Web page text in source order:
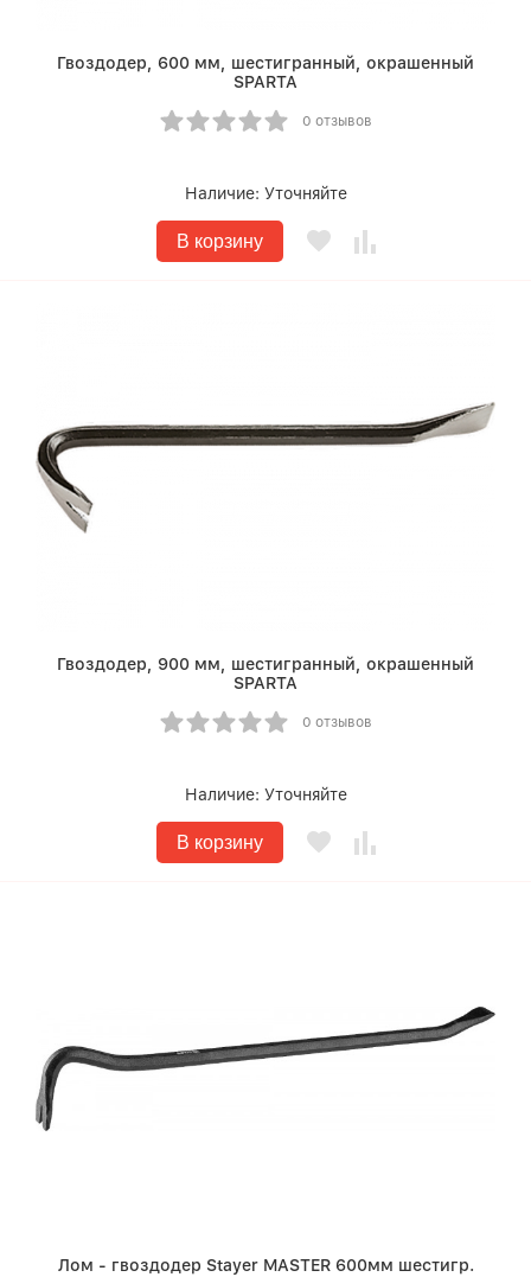
Гвоздодер, 600 мм, шестигранный, окрашенный
SPARTA
0 отзывов
Наличие: Уточняйте
В корзину
Гвоздодер, 900 мм, шестигранный, окрашенный
SPARTA
0 отзывов
Наличие: Уточняйте
В корзину
Лом - гвоздодер Stayer MASTER 600мм шестигр.